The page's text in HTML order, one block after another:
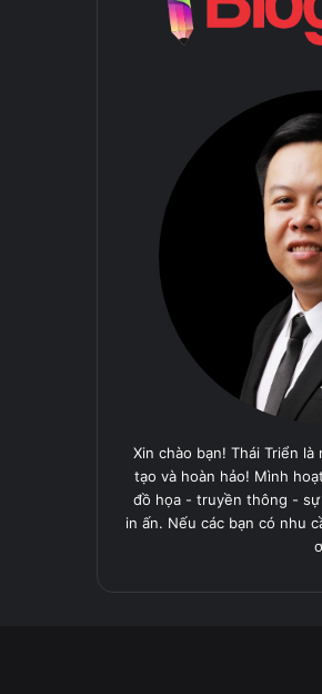
Xin chào bạn! Thái Triển
tạo và hoàn hảo! Mình
đồ họa - truyền thông -
in ấn. Nếu các bạn có nhu